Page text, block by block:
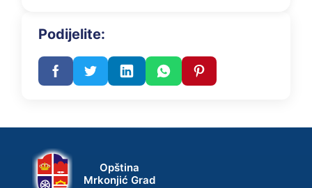
Podijelite:
Opština
Mrkonjić Grad